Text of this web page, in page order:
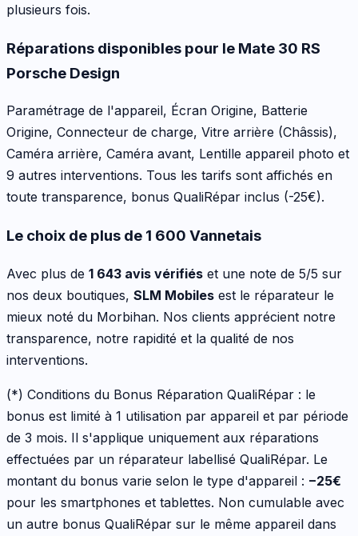
plusieurs fois.
Réparations disponibles pour le Mate 30 RS
Porsche Design
Paramétrage de l'appareil, Écran Origine, Batterie
Origine, Connecteur de charge, Vitre arrière (Châssis),
Caméra arrière, Caméra avant, Lentille appareil photo et
9 autres interventions. Tous les tarifs sont affichés en
toute transparence, bonus QualiRépar inclus (-25€).
Le choix de plus de 1 600 Vannetais
Avec plus de 1 643 avis vérifiés et une note de 5/5 sur
nos deux boutiques, SLM Mobiles est le réparateur le
mieux noté du Morbihan. Nos clients apprécient notre
transparence, notre rapidité et la qualité de nos
interventions.
(*) Conditions du Bonus Réparation QualiRépar : le
bonus est limité à 1 utilisation par appareil et par période
de 3 mois. Il s'applique uniquement aux réparations
effectuées par un réparateur labellisé QualiRépar. Le
montant du bonus varie selon le type d'appareil : −25€
pour les smartphones et tablettes. Non cumulable avec
un autre bonus QualiRépar sur le même appareil dans